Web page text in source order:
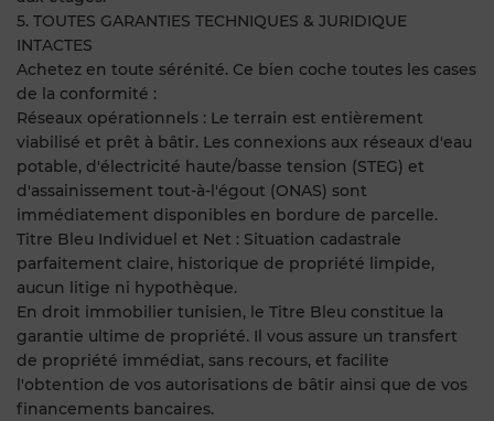
5. TOUTES GARANTIES TECHNIQUES & JURIDIQUE
INTACTES
Achetez en toute sérénité. Ce bien coche toutes les cases
de la conformité :
Réseaux opérationnels : Le terrain est entièrement
viabilisé et prêt à bâtir. Les connexions aux réseaux d'eau
potable, d'électricité haute/basse tension (STEG) et
d'assainissement tout-à-l'égout (ONAS) sont
immédiatement disponibles en bordure de parcelle.
Titre Bleu Individuel et Net : Situation cadastrale
parfaitement claire, historique de propriété limpide,
aucun litige ni hypothèque.
En droit immobilier tunisien, le Titre Bleu constitue la
garantie ultime de propriété. Il vous assure un transfert
de propriété immédiat, sans recours, et facilite
l'obtention de vos autorisations de bâtir ainsi que de vos
financements bancaires.